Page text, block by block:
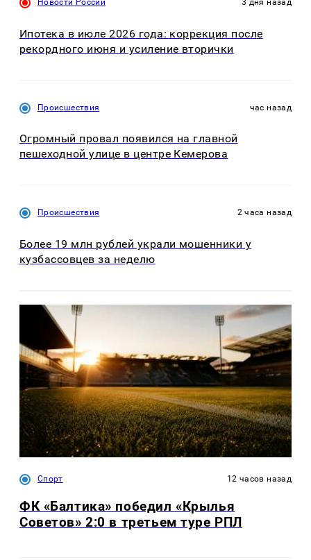
Новости России 3 дня назад
Ипотека в июле 2026 года: коррекция после
рекордного июня и усиление вторички
Происшествия час назад
Огромный провал появился на главной
пешеходной улице в центре Кемерова
Происшествия 2 часа назад
Более 19 млн рублей украли мошенники у
кузбассовцев за неделю
Спорт 12 часов назад
ФК «Балтика» победил «Крылья
Советов» 2:0 в третьем туре РПЛ